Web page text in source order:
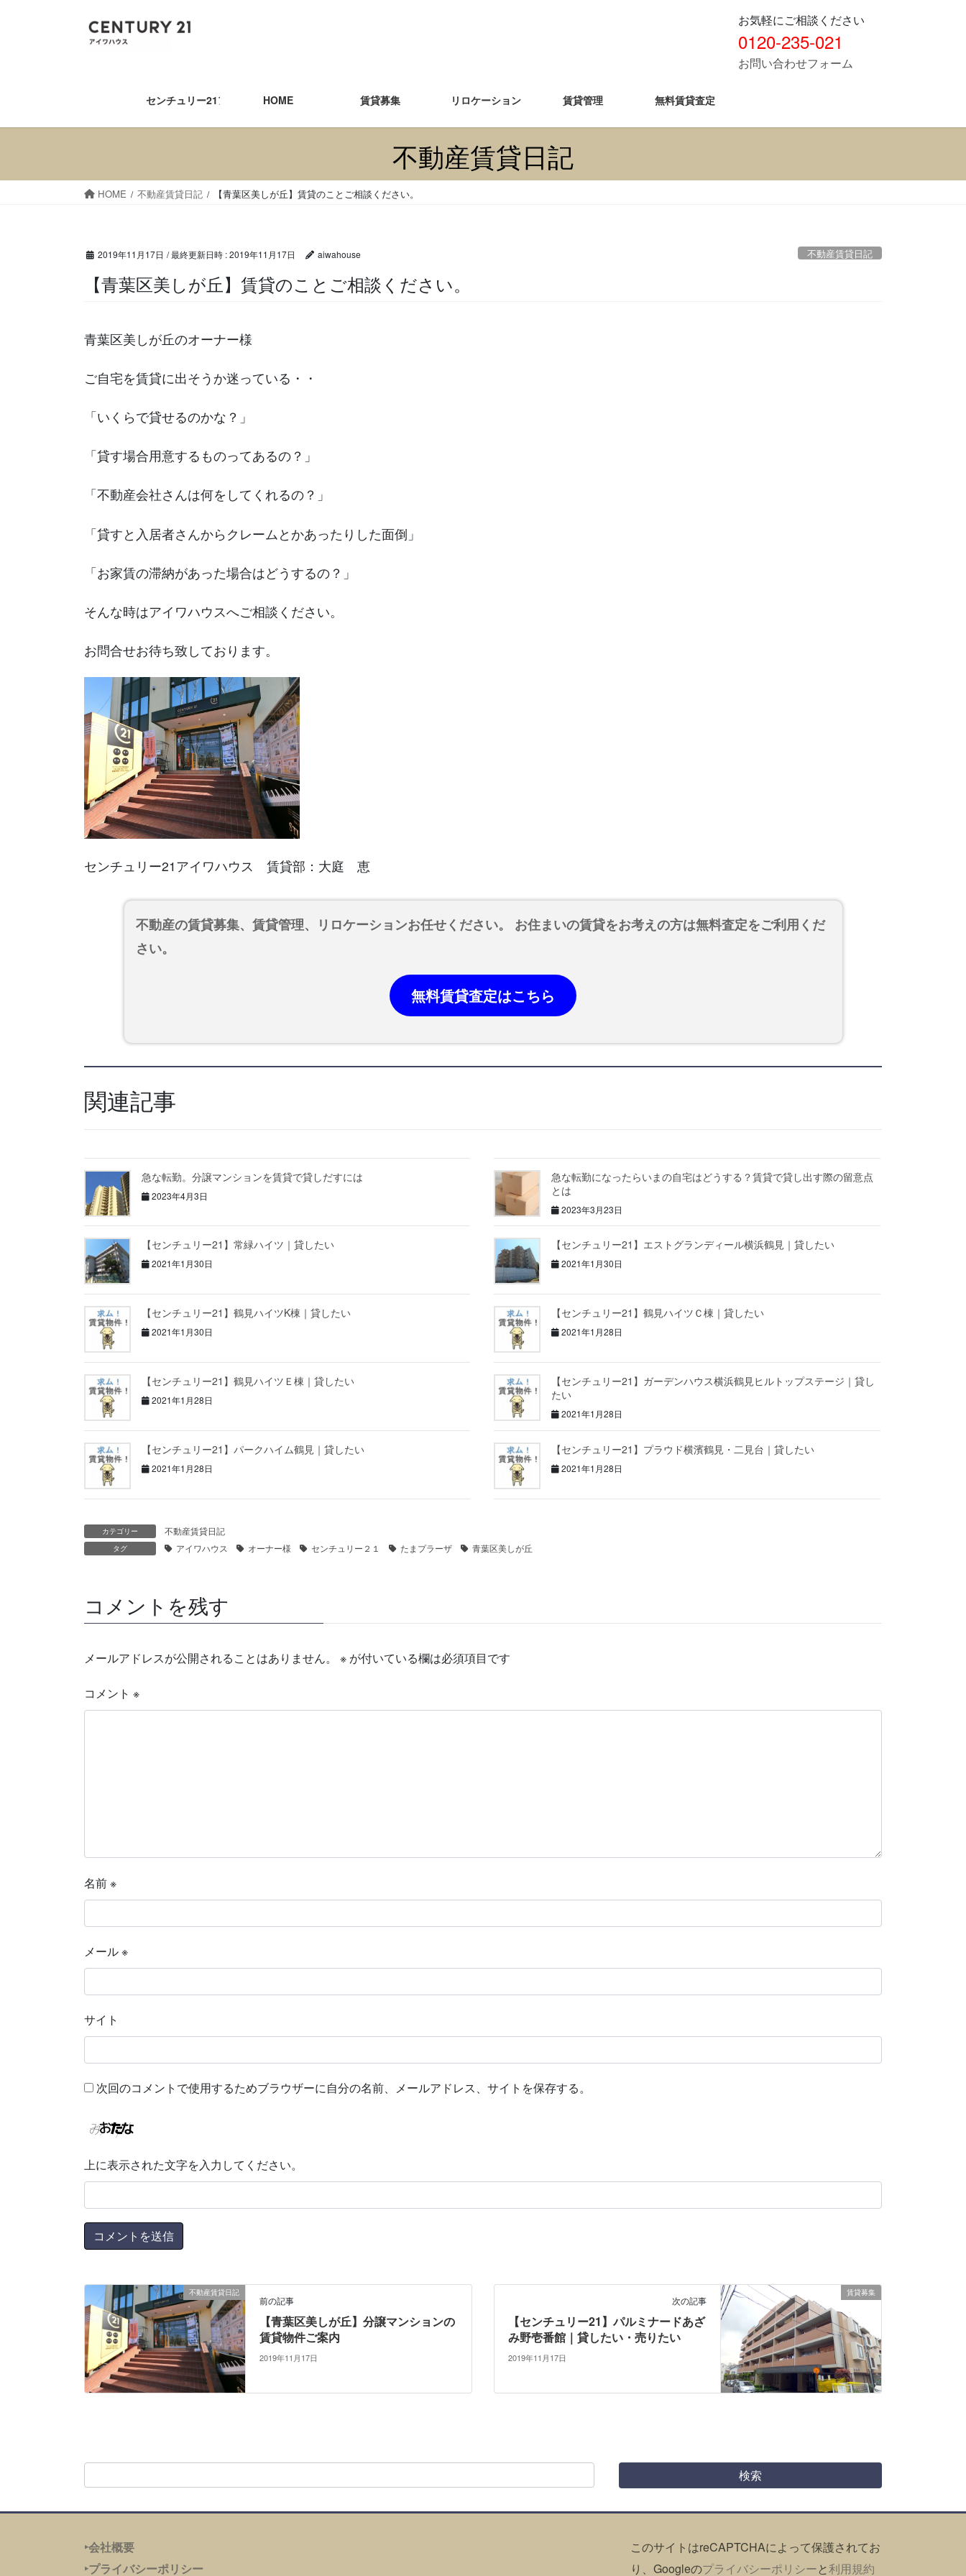
キ
に
お気軽にご相談ください
0120-235-021
お問い合わせフォーム
センチュリー21アイワハウスHOME 賃貸募集 リロケーション 賃貸管理 無料賃貸査定
不動産賃貸日記
HOME 不動産賃貸日記 【青葉区美しが丘】賃貸のことご相談ください。
2019年11月17日 / 最終更新日時 :2019年11月17日 aiwahouse 不動産賃貸日記
【青葉区美しが丘】賃貸のことご相談ください。
青葉区美しが丘のオーナー様
ご自宅を賃貸に出そうか迷っている・・
「いくらで貸せるのかな？」
「貸す場合用意するものってあるの？」
「不動産会社さんは何をしてくれるの？」
「貸すと入居者さんからクレームとかあったりした面倒」
「お家賃の滞納があった場合はどうするの？」
そんな時はアイワハウスへご相談ください。
お問合せお待ち致しております。
センチュリー21アイワハウス 賃貸部：大庭 恵
不動産の賃貸募集、賃貸管理、リロケーションお任せください。 お住まいの賃貸をお考えの方は無料査定をご利用くだ
さい。
無料賃貸査定はこちら
関連記事
急な転勤。分譲マンションを賃貸で貸しだすには
2023年4月3日
急な転勤になったらいまの自宅はどうする？賃貸で貸し出す際の留意点
とは
2023年3月23日
【センチュリー21】常緑ハイツ｜貸したい
2021年1月30日
【センチュリー21】エストグランディール横浜鶴見｜貸したい
2021年1月30日
【センチュリー21】鶴見ハイツK棟｜貸したい
2021年1月30日
【センチュリー21】鶴見ハイツＣ棟｜貸したい
2021年1月28日
【センチュリー21】鶴見ハイツＥ棟｜貸したい
2021年1月28日
【センチュリー21】ガーデンハウス横浜鶴見ヒルトップステージ｜貸し
たい
2021年1月28日
【センチュリー21】パークハイム鶴見｜貸したい
2021年1月28日
【センチュリー21】プラウド横濱鶴見・二見台｜貸したい
2021年1月28日
カテゴリー 不動産賃貸日記
タグ アイワハウス オーナー様 センチュリー２１ たまプラーザ 青葉区美しが丘
コメントを残す
メールアドレスが公開されることはありません。 ※ が付いている欄は必須項目です
コメント ※
名前※
メール※
サイト
次回のコメントで使用するためブラウザーに自分の名前、メールアドレス、サイトを保存する。
上に表示された文字を入力してください。
不動産賃貸日記
前の記事
【青葉区美しが丘】分譲マンションの
賃貸物件ご案内
2019年11月17日
賃貸募集
次の記事
【センチュリー21】パルミナードあざ
み野壱番館｜貸したい・売りたい
2019年11月17日
‣会社概要
‣プライバシーポリシー
このサイトはreCAPTCHAによって保護されてお
り、Googleのプライバシーポリシーと利用規約